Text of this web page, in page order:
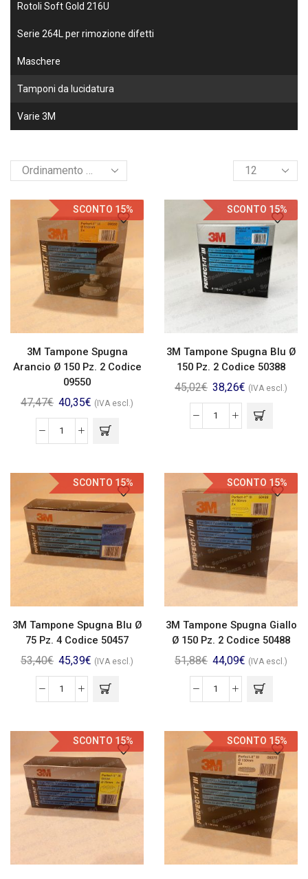
Rotoli Soft Gold 216U
Serie 264L per rimozione difetti
Maschere
Tamponi da lucidatura
Varie 3M
SCONTO 15%
3M Tampone Spugna
Arancio Ø 150 Pz. 2 Codice
09550
47,47€ 40,35€ (IVA escl.)
SCONTO 15%
3M Tampone Spugna Blu Ø
150 Pz. 2 Codice 50388
45,02€ 38,26€ (IVA escl.)
SCONTO 15%
3M Tampone Spugna Blu Ø
75 Pz. 4 Codice 50457
53,40€ 45,39€ (IVA escl.)
SCONTO 15%
3M Tampone Spugna Giallo
Ø 150 Pz. 2 Codice 50488
51,88€ 44,09€ (IVA escl.)
SCONTO 15% SCONTO 15%